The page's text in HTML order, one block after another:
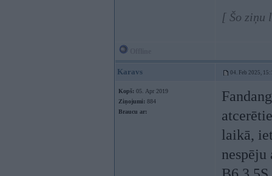
[ Šo ziņu
Karavs 04. Feb 2025,
Kopš: 05. Apr 2019
Ziņojumi: 884
Braucu ar:
laikā,